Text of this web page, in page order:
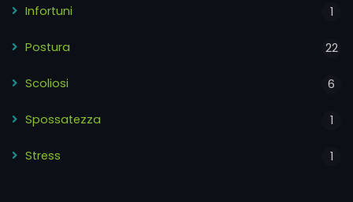
Infortuni 1
Postura 22
Scoliosi 6
Spossatezza 1
Stress 1